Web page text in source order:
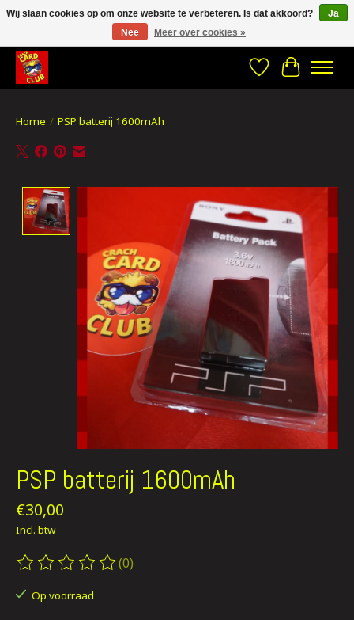
CRACH CARD CLUB , The best place to Geek out!
Verlanglijst
Home / PSP batterij 1600mAh
PSP batterij 1600mAh
€30,00
Incl. btw
De beoordeling van dit product is
(0)
Op voorraad
Wij slaan cookies op om onze website te verbeteren. Is dat akkoord?
Ja
Nee
Meer over cookies »